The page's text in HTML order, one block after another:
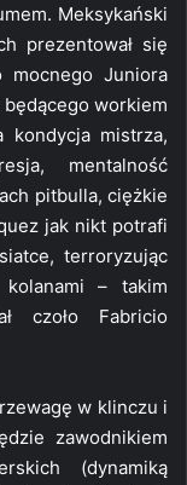
Meksykański
prezentował się
mocnego Juniora
workiem
kondycja mistrza,
mentalność
pitbulla, ciężkie
jak nikt potrafi
terroryzując
– takim
czoło Fabricio
w klinczu i
zawodnikiem
(dynamiką